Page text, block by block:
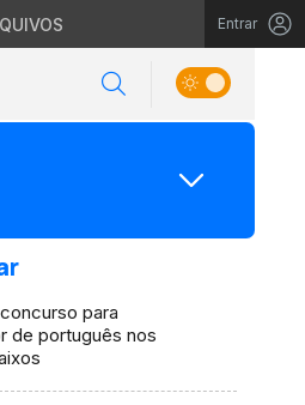
Entrar
para
de português nos